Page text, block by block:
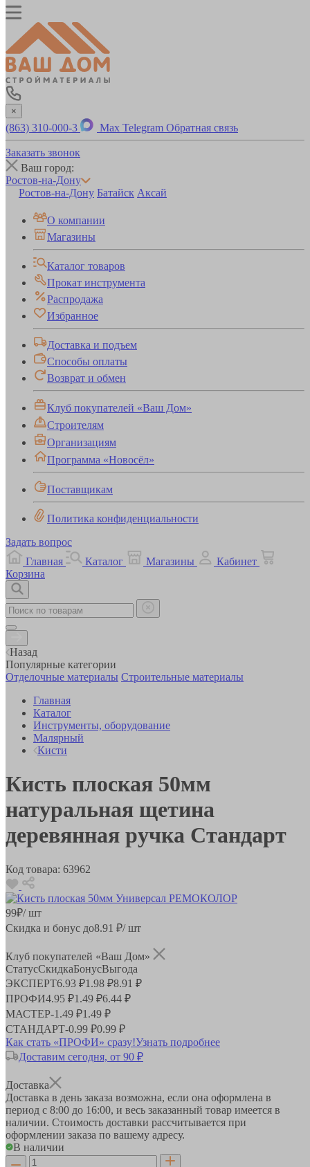
×
(863) 310-000-3 Max Telegram Обратная связь
Заказать звонок
Ваш город:
Ростов-на-Дону
Ростов-на-Дону Батайск Аксай
О компании
Магазины
Каталог товаров
Прокат инструмента
Распродажа
Избранное
Доставка и подъем
Способы оплаты
Возврат и обмен
Клуб покупателей «Ваш Дом»
Строителям
Организациям
Программа «Новосёл»
Поставщикам
Политика конфиденциальности
Задать вопрос
Главная
Каталог Магазины
Кабинет
Корзина
Назад
Популярные категории
Отделочные материалы Строительные материалы
Главная
Каталог
Инструменты, оборудование
Малярный
Кисти
Кисть плоская 50мм
натуральная щетина
деревянная ручка Стандарт
Код товара: 63962
99₽/ шт
Скидка и бонус до8.91 ₽/ шт
Клуб покупателей «Ваш Дом»
СтатусСкидкаБонусВыгода
ЭКСПЕРТ6.93 ₽1.98 ₽8.91 ₽
ПРОФИ4.95 ₽1.49 ₽6.44 ₽
МАСТЕР-1.49 ₽1.49 ₽
СТАНДАРТ-0.99 ₽0.99 ₽
Как стать «ПРОФИ» сразу!Узнать подробнее
Доставим сегодня, от 90 ₽
Доставка
Доставка в день заказа возможна, если она оформлена в
период с 8:00 до 16:00, и весь заказанный товар имеется в
наличии. Стоимость доставки рассчитывается при
оформлении заказа по вашему адресу.
В наличии